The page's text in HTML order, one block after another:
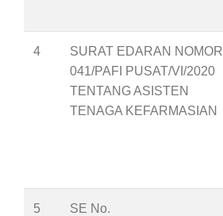
4
SURAT EDARAN NOMOR
041/PAFI PUSAT/VI/2020
TENTANG ASISTEN
TENAGA KEFARMASIAN
5
SE No.